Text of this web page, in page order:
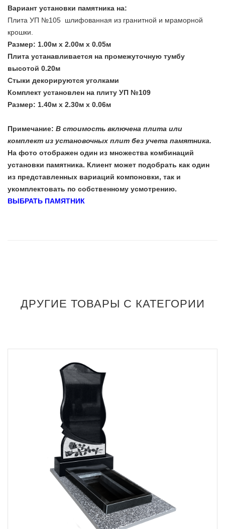
Вариант установки памятника на:
Плита УП №105 шлифованная из гранитной и мраморной
крошки.
Размер: 1.00м х 2.00м х 0.05м
Плита устанавливается на промежуточную тумбу
высотой 0.20м
Стыки декорируются уголками
Комплект установлен на плиту УП №109
Размер: 1.40м х 2.30м х 0.06м
Примечание: В стоимость включена плита или
комплект из установочных плит без учета памятника.
На фото отображен один из множества комбинаций
установки памятника. Клиент может подобрать как один
из представленных вариаций компоновки, так и
укомплектовать по собственному усмотрению.
ВЫБРАТЬ ПАМЯТНИК
ДРУГИЕ ТОВАРЫ С КАТЕГОРИИ